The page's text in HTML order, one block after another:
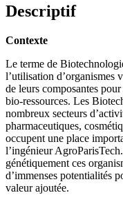
Descriptif
Contexte
Le terme de
l’utilisation d’organismes
de leurs composantes
bio-ressources. Les
nombreux secteurs
pharmaceutiques,
occupent une place
l’ingénieur
génétiquement ces
d’immenses potentialités
valeur ajoutée.